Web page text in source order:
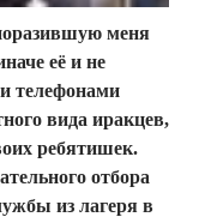
меня
её и не
телефонами
вида иракцев,
ребятишек.
отбора
из лагеря в